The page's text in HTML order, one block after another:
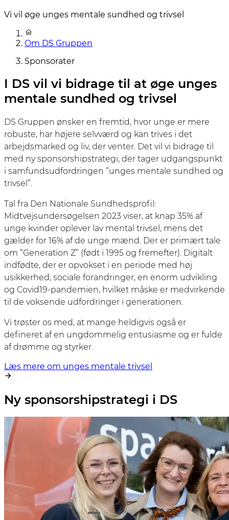
Vi vil øge unges mentale sundhed og trivsel
Om DS Gruppen
Sponsorater
I DS vil vi bidrage til at øge unges
mentale sundhed og trivsel
DS Gruppen ønsker en fremtid, hvor unge er mere
robuste, har højere selvværd og kan trives i det
arbejdsmarked og liv, der venter. Det vil vi bidrage til
med ny sponsorshipstrategi, der tager udgangspunkt
i samfundsudfordringen ”unges mentale sundhed og
trivsel”.
Tal fra Den Nationale Sundhedsprofil:
Midtvejsundersøgelsen 2023 viser, at knap 35% af
unge kvinder oplever lav mental trivsel, mens det
gælder for 16% af de unge mænd. Der er primært tale
om ”Generation Z” (født i 1995 og fremefter). Digitalt
indfødte, der er opvokset i en periode med høj
usikkerhed, sociale forandringer, en enorm udvikling
og Covid19-pandemien, hvilket måske er medvirkende
til de voksende udfordringer i generationen.
Vi trøster os med, at mange heldigvis også er
defineret af en ungdommelig entusiasme og er fulde
af drømme og styrker.
Læs mere om unges mentale trivsel
Ny sponsorshipstrategi i DS